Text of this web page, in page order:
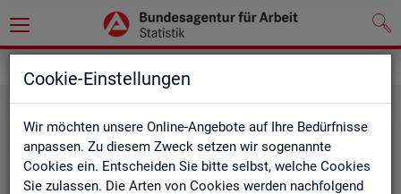
Cookie-Einstellungen
Wir möchten unsere Online-Angebote auf Ihre Bedürfnisse
anpassen. Zu diesem Zweck setzen wir sogenannte
Cookies ein. Entscheiden Sie bitte selbst, welche Cookies
Sie zulassen. Die Arten von Cookies werden nachfolgend